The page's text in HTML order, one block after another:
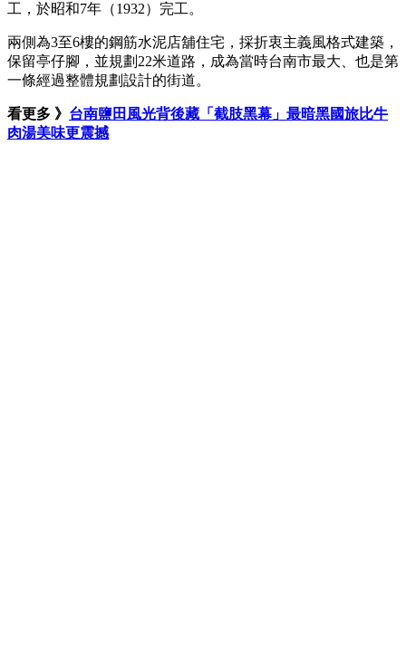
工，於昭和7年（1932）完工。
兩側為3至6樓的鋼筋水泥店舖住宅，採折衷主義風格式建築，
保留亭仔腳，並規劃22米道路，成為當時台南市最大、也是第
一條經過整體規劃設計的街道。
看更多 》 台南鹽田風光背後藏「截肢黑幕」最暗黑國旅比牛
肉湯美味更震撼